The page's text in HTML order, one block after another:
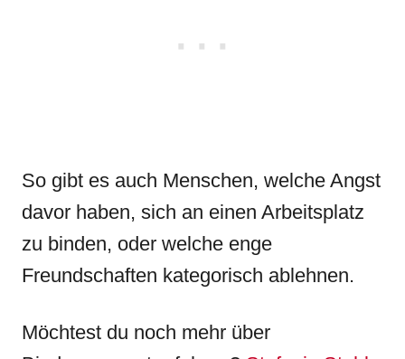
So gibt es auch Menschen, welche Angst
davor haben, sich an einen Arbeitsplatz
zu binden, oder welche enge
Freundschaften kategorisch ablehnen.
Möchtest du noch mehr über